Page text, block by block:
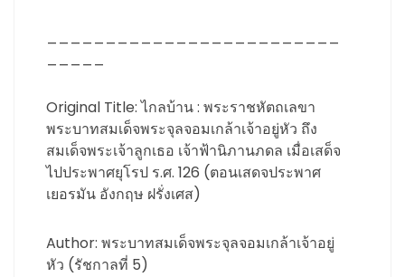
Original Title: ไกลบ้าน : พระราชหัตถเลขา
พระบาทสมเด็จพระจุลจอมเกล้าเจ้าอยู่หัว ถึง
สมเด็จพระเจ้าลูกเธอ เจ้าฟ้านิภานภดล เมื่อเสด็จ
ไปประพาศยุโรป ร.ศ. 126 (ตอนเสดจประพาศ
เยอรมัน อังกฤษ ฝรั่งเศส)
Author: พระบาทสมเด็จพระจุลจอมเกล้าเจ้าอยู่
หัว (รัชกาลที่ 5)